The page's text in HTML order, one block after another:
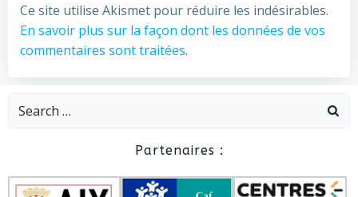
Ce site utilise Akismet pour réduire les indésirables.
En savoir plus sur la façon dont les données de vos
commentaires sont traitées.
Search
Partenaires :